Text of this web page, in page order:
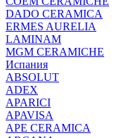
DADO CERAMICA
ERMES AURELIA
LAMINAM
MGM CERAMICHE
Испания
ABSOLUT
ADEX
APARICI
APAVISA
APE CERAMICA